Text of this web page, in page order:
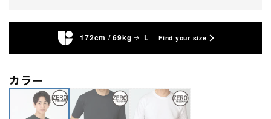
172cm / 69kg L Find your size
カラー